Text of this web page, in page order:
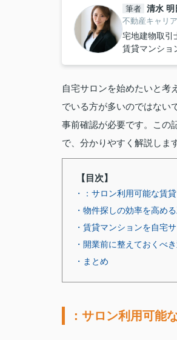
筆者 清水 明
不動産キャリ
宅地建物取引
賃貸マンショ
自宅サロンを始めたいと考
でいる方が多いのではない
事前確認が必要です。この
で、分かりやすく解説しま
【目次】
・：サロン利用可能な賃
・物件探しの効率を高め
・賃貸マンションを自宅
・開業前に整えておくべ
・まとめ
：サロン利用可能